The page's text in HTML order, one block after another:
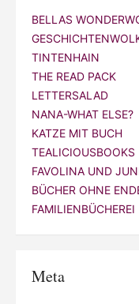
BELLAS
TINTENHAIN
THE READ PACK
LETTERSALAD
NANA-WHAT ELSE?
KATZE MIT BUCH
TEALICIOUSBOOKS
FAVOLINA UND
BÜCHER OHNE
FAMILIENBÜCHEREI
Meta